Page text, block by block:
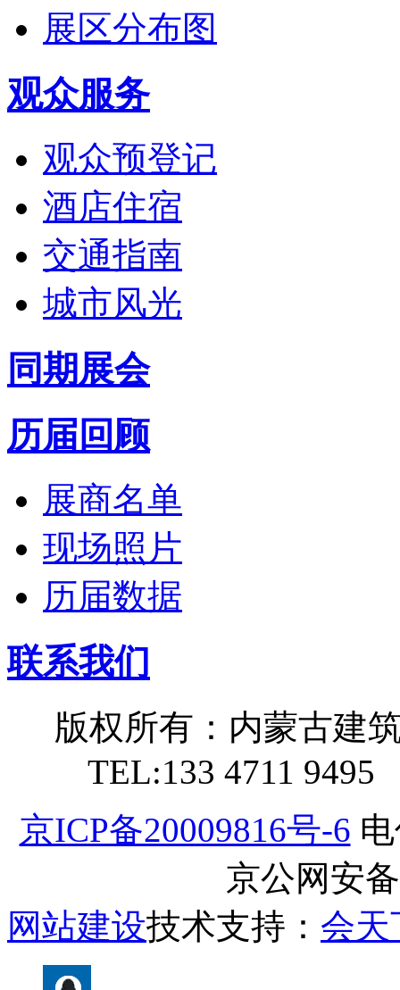
展区分布图
观众服务
观众预登记
酒店住宿
交通指南
城市风光
同期展会
历届回顾
展商名单
现场照片
历届数据
联系我们
版权所有：内蒙古建
TEL:133 4711
京ICP备20009816号-6
京公网安
网站建设技术支持： 会天